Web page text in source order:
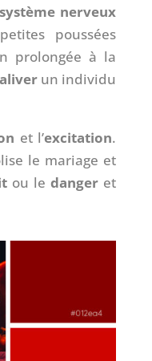
nerveux
poussées
prolongée à la
un individu
et l’excitation.
le mariage et
ou ledanger et